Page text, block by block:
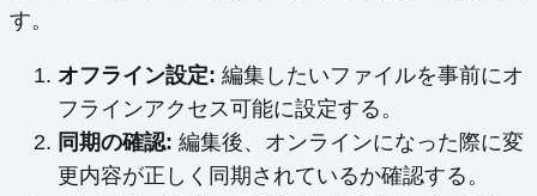
す。
オフライン設定: 編集したいファイルを事前にオ
フラインアクセス可能に設定する。
同期の確認: 編集後、オンラインになった際に変
更内容が正しく同期されているか確認する。